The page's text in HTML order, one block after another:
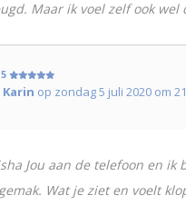
Maar ik voel zelf ook wel
Karin op zondag 5 juli 2020 om
Jou aan de telefoon en ik
Wat je ziet en voelt